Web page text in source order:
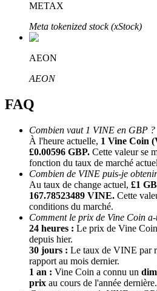
Affiliés Bitrue
Parrainage
Invitez un ami pour recevoir des
Deposit CASHCAT & Win
METAX
Meta tokenized stock (xStock)
AEON
AEON
FAQ
Combien vaut 1 VINE en GBP ?
À l'heure actuelle, 1 Vine Coin
£0.00596 GBP. Cette valeur se
fonction du taux de marché
Combien de VINE puis-je
Au taux de change actuel, £1
167.78523489 VINE. Cette
conditions du marché.
Comment le prix de Vine Coin
24 heures : Le prix de Vine
depuis hier.
30 jours : Le taux de VINE par
rapport au mois dernier.
1 an : Vine Coin a connu un
prix au cours de l'année dernière.